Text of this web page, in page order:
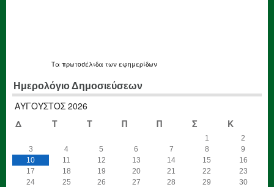
Τα πρωτοσέλιδα των εφημερίδων
Ημερολόγιο Δημοσιεύσεων
ΑΎΓΟΥΣΤΟΣ 2026
Δ
Τ Τ Π Π Σ Κ
1
2
3
4 5 6 7 8
9
10
11 12 13 14 15
16
17
18 19 20 21 22
23
24
25 26 27 28 29
30